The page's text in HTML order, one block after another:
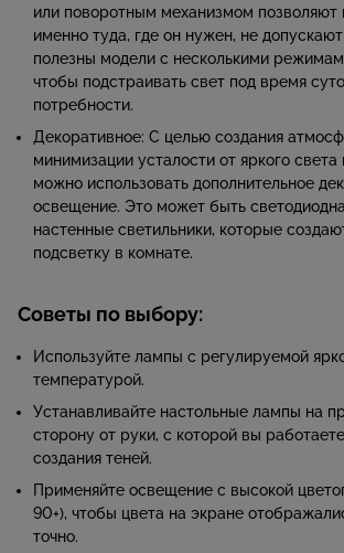
или поворотным механизмом позволяют
именно туда, где он нужен, не
полезны модели с несколькими
чтобы подстраивать свет под время
потребности.
Декоративное: С целью создания
минимизации усталости от яркого
можно использовать дополнительное
освещение. Это может быть
настенные светильники, которые
подсветку в комнате.
Советы по выбору:
Используйте лампы с регулируемой
температурой.
Устанавливайте настольные лампы на
сторону от руки, с которой вы
создания теней.
Применяйте освещение с высокой
90+), чтобы цвета на экране
точно.